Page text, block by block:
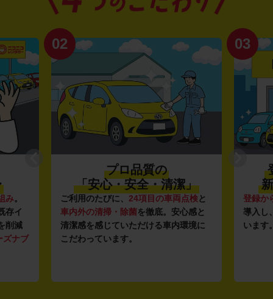
み。
存イ
削減
ズナブ
02
プロ品質の
「安心・安全・清潔」
ご利用のたびに、 24項目の車両点検と
車内外の清掃・除菌を徹底。安心感と
清潔感を感じていただける車内環境に
こだわっています。
03
登録か
導入し
います